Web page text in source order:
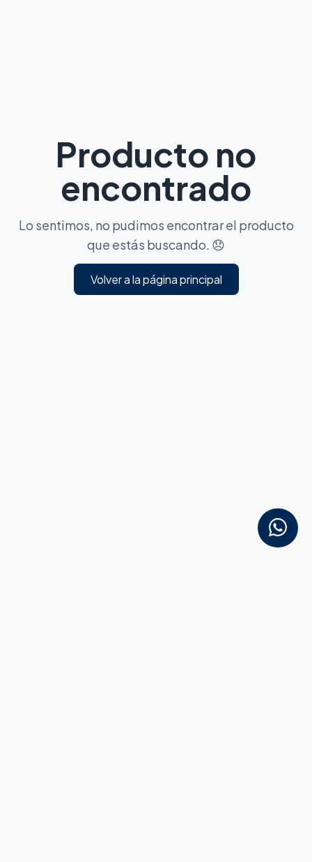
Producto no
encontrado
Lo sentimos, no pudimos encontrar el producto
que estás buscando. 😞
Volver a la página principal